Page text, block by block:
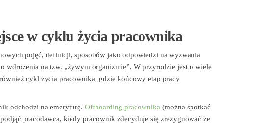
w cyklu życia pracownika
pojęć, definicji, sposobów jako odpowiedzi na wyzwania
wdrożenia na tzw. „żywym organizmie”. W przyrodzie jest o wiele
cykl życia pracownika, gdzie końcowy etap pracy
odchodzi na emeryturę. Offboarding pracownika (można spotkać
pracodawca, kiedy pracownik zdecyduje się zrezygnować ze